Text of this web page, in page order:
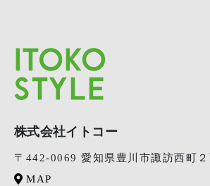
株式会社イトコー
〒442-0069 愛知県豊川市諏訪西町
MAP